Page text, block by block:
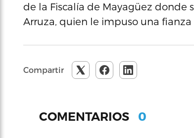
de la Fiscalía de Mayagüez donde
Arruza, quien le impuso una
Compartir
COMENTARIOS 0